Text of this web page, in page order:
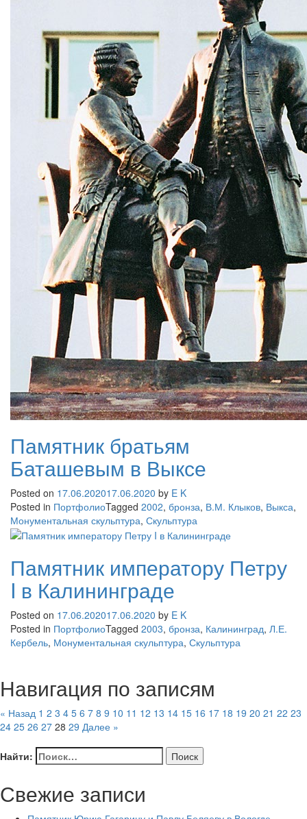
Памятник братьям
Баташевым в Выксе
Posted on 17.06.202017.06.2020 by E K
Posted in ПортфолиоTagged 2002, бронза, В.М. Клыков, Выкса,
Монументальная скульптура, Скульптура
Памятник императору Петру
I в Калининграде
Posted on 17.06.202017.06.2020 by E K
Posted in ПортфолиоTagged 2003, бронза, Калининград, Л.Е.
Кербель, Монументальная скульптура, Скульптура
Навигация по записям
« Назад 1 2 3 4 5 6 7 8 9 10 11 12 13 14 15 16 17 18 19 20 21 22 23
24 25 26 27 28 29 Далее »
Найти:
Свежие записи